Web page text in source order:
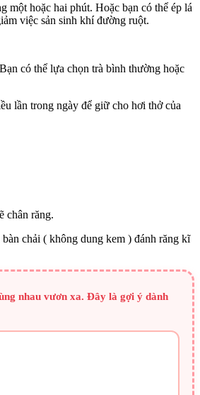
một hoặc hai phút. Hoặc bạn có thể ép lá
việc sản sinh khí đường ruột.
có thể lựa chọn trà bình thường hoặc
lần trong ngày để giữ cho hơi thở của
chân răng.
chải ( không dung kem ) đánh răng kĩ
nhau vươn xa. Đây là gợi ý dành